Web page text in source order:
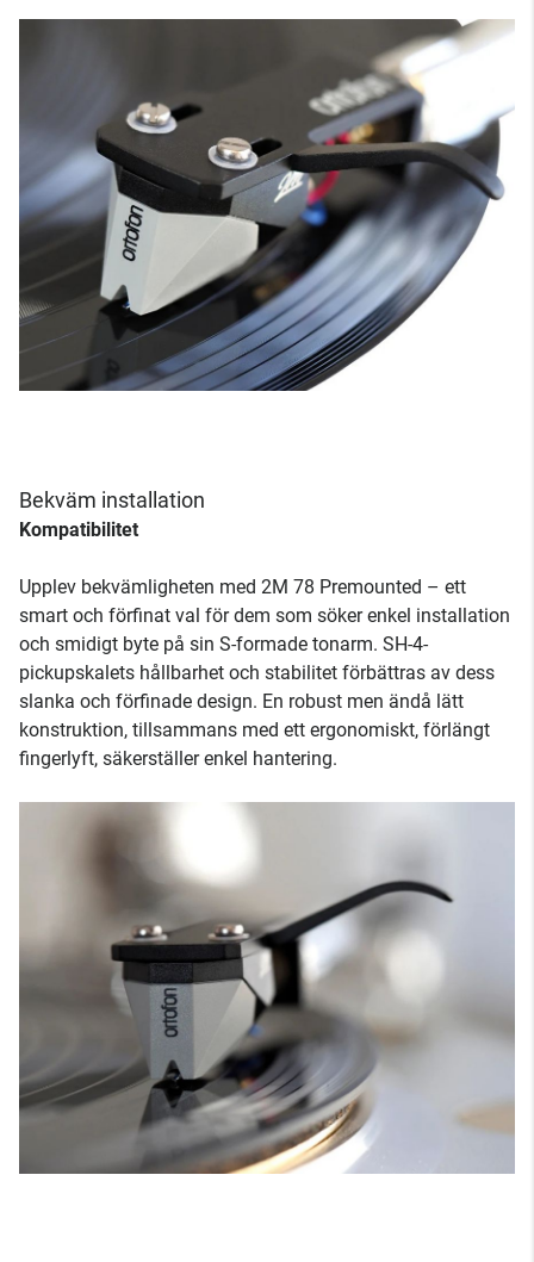
Bekväm installation
Kompatibilitet
Upplev bekvämligheten med 2M 78 Premounted – ett
smart och förfinat val för dem som söker enkel installation
och smidigt byte på sin S-formade tonarm. SH-4-
pickupskalets hållbarhet och stabilitet förbättras av dess
slanka och förfinade design. En robust men ändå lätt
konstruktion, tillsammans med ett ergonomiskt, förlängt
fingerlyft, säkerställer enkel hantering.